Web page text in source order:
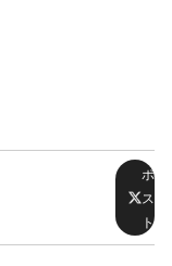
ポ
ス
ト